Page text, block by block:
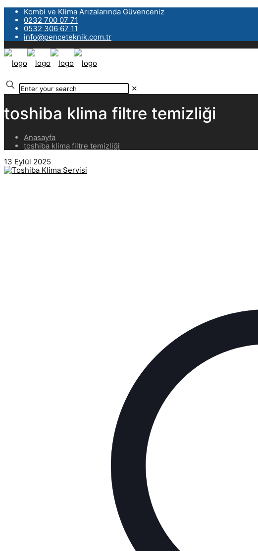
Kombi ve Klima Arızalarında Güvenceniz
0232 700 07 71
0532 306 67 11
info@penceteknik.com.tr
✕
toshiba klima filtre temizliği
Anasayfa
toshiba klima filtre temizliği
13 Eylül 2025